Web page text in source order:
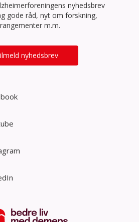
nyhedsbrev
gode råd, nyt om forskning,
m.m.
nyhedsbrev